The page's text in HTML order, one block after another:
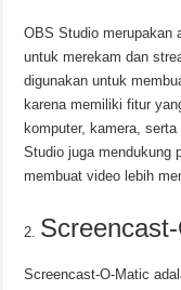
OBS Studio merupakan
untuk merekam dan
digunakan untuk
karena memiliki fitur
komputer, kamera,
Studio juga mendukung
membuat video lebih
Screencast-O-Matic